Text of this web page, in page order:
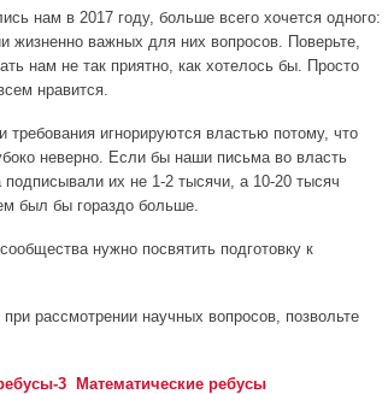
нам в 2017 году, больше всего хочется одного:
жизненно важных для них вопросов. Поверьте,
нам не так приятно, как хотелось бы. Просто
нравится.
игнорируются властью потому, что
неверно. Если бы наши письма во власть
их не 1-2 тысячи, а 10-20 тысяч
был бы гораздо больше.
нужно посвятить подготовку к
рассмотрении научных вопросов, позвольте
3 Математические ребусы